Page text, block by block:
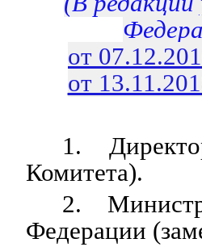
от
от
1.
Комитета).
2.
Федерации